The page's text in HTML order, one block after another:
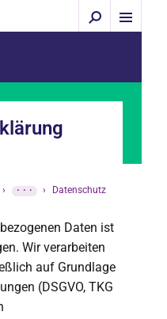
› ··· › Datenschutz
Daten ist
Wir verarbeiten
auf Grundlage
(DSGVO, TKG